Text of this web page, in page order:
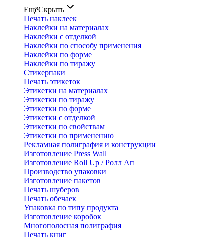
ЕщёСкрыть
Печать наклеек
Наклейки на материалах
Наклейки с отделкой
Наклейки по способу применения
Наклейки по форме
Наклейки по тиражу
Стикерпаки
Печать этикеток
Этикетки на материалах
Этикетки по тиражу
Этикетки по форме
Этикетки с отделкой
Этикетки по свойствам
Этикетки по применению
Рекламная полиграфия и конструкции
Изготовление Press Wall
Изготовление Roll Up / Ролл Ап
Производство упаковки
Изготовление пакетов
Печать шуберов
Печать обечаек
Упаковка по типу продукта
Изготовление коробок
Многополосная полиграфия
Печать книг